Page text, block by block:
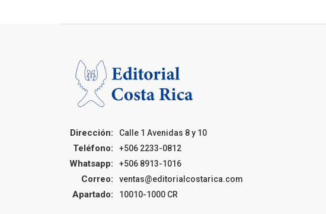
Dirección: Calle 1 Avenidas 8 y 10
Teléfono: +506 2233-0812
Whatsapp: +506 8913-1016
Correo: ventas@editorialcostarica.com
Apartado: 10010-1000 CR